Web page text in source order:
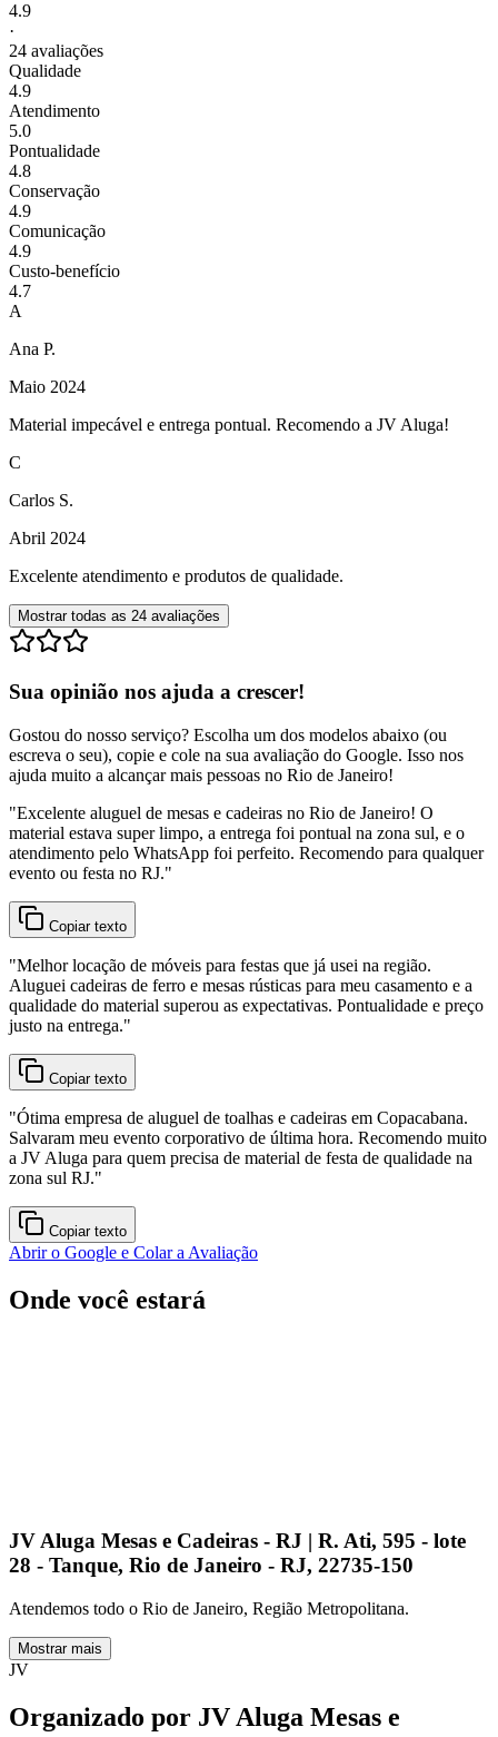
4.9
·
24 avaliações
Qualidade
4.9
Atendimento
5.0
Pontualidade
4.8
Conservação
4.9
Comunicação
4.9
Custo-benefício
4.7
A
Ana P.
Maio 2024
Material impecável e entrega pontual. Recomendo a JV Aluga!
C
Carlos S.
Abril 2024
Excelente atendimento e produtos de qualidade.
Mostrar todas as 24 avaliações
Sua opinião nos ajuda a crescer!
Gostou do nosso serviço? Escolha um dos modelos abaixo (ou
escreva o seu), copie e cole na sua avaliação do Google. Isso nos
ajuda muito a alcançar mais pessoas no Rio de Janeiro!
"Excelente aluguel de mesas e cadeiras no Rio de Janeiro! O
material estava super limpo, a entrega foi pontual na zona sul, e o
atendimento pelo WhatsApp foi perfeito. Recomendo para qualquer
evento ou festa no RJ."
Copiar texto
"Melhor locação de móveis para festas que já usei na região.
Aluguei cadeiras de ferro e mesas rústicas para meu casamento e a
qualidade do material superou as expectativas. Pontualidade e preço
justo na entrega."
Copiar texto
"Ótima empresa de aluguel de toalhas e cadeiras em Copacabana.
Salvaram meu evento corporativo de última hora. Recomendo muito
a JV Aluga para quem precisa de material de festa de qualidade na
zona sul RJ."
Copiar texto
Abrir o Google e Colar a Avaliação
Onde você estará
JV Aluga Mesas e Cadeiras - RJ | R. Ati, 595 - lote
28 - Tanque, Rio de Janeiro - RJ, 22735-150
Atendemos todo o Rio de Janeiro, Região Metropolitana.
Mostrar mais
JV
Organizado por JV Aluga Mesas e